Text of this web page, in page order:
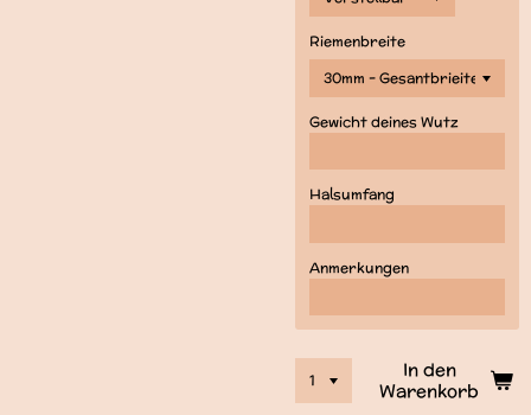
Riemenbreite
Gewicht deines Wutz
Halsumfang
Anmerkungen
In den
Warenkorb